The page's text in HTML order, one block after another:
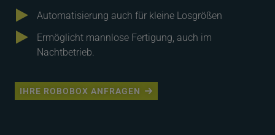
Automatisierung auch für kleine Losgrößen
Ermöglicht mannlose Fertigung, auch im
Nachtbetrieb.
IHRE ROBOBOX ANFRAGEN